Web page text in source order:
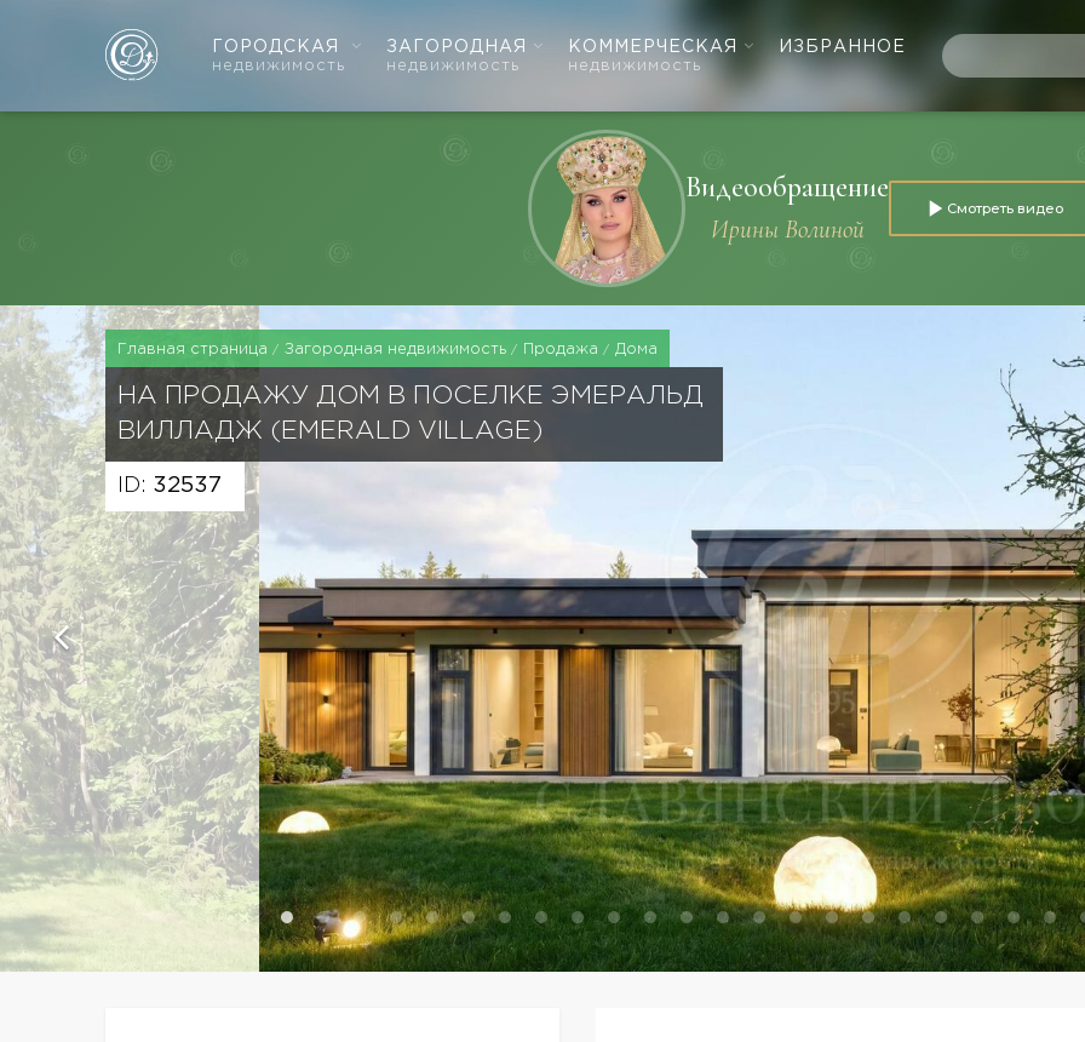
ГОРОДСКАЯ
недвижимость
ЗАГОРОДНАЯ
недвижимость
КОММЕРЧЕСКАЯ
недвижимость
ИЗБРАННОЕ
Видеообращение
Ирины Волиной
Смотреть видео
Главная страница Загородная недвижимость Продажа Дома
НА ПРОДАЖУ ДОМ В ПОСЕЛКЕ ЭМЕРАЛЬД
ВИЛЛАДЖ (EMERALD VILLAGE)
ID: 32537